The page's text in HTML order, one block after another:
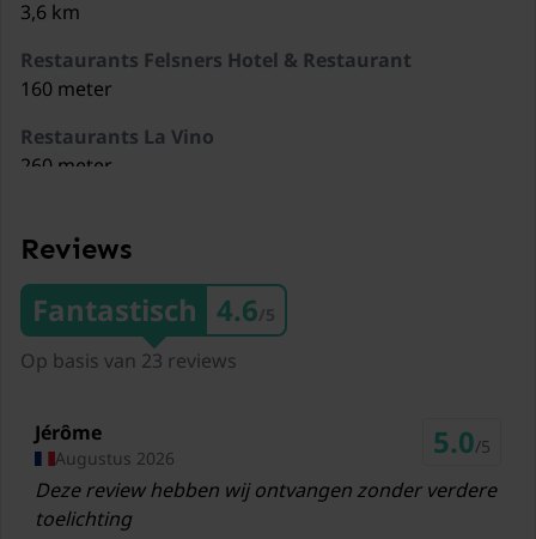
3,6 km
Restaurants Felsners Hotel & Restaurant
160 meter
Restaurants La Vino
260 meter
340 meter
Restaurants Panoramahotel Gürtl
400 meter
Skilift Schladming
Skilift Galsterberg
14,8 km
Skilift Radstadt/Altenmarkt
Reviews
Fantastisch 4.6/5
Op basis van 23 reviews
Jérôme
Augustus 2026 5.0/5
Deze review hebben wij ontvangen zonder verdere
toelichting